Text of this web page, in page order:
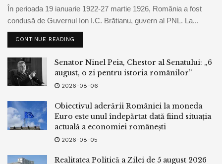
În perioada 19 ianuarie 1922-27 martie 1926, România a fost
condusă de Guvernul Ion I.C. Brătianu, guvern al PNL. La...
CONTINUE READING
Senator Ninel Peia, Chestor al Senatului: „6
august, o zi pentru istoria românilor”
2026-08-06
Obiectivul aderării României la moneda
Euro este unul îndepărtat dată fiind situația
actuală a economiei românești
2026-08-05
Realitatea Politică a Zilei de 5 august 2026